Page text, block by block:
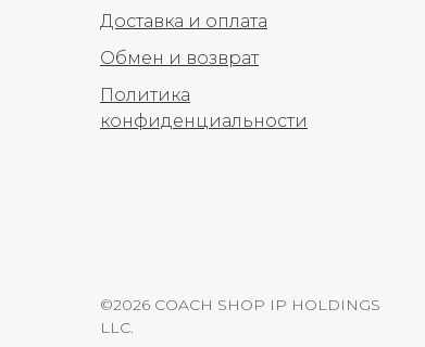
Доставка и оплата
Обмен и возврат
Политика
конфиденциальности
©2026 COACH SHOP IP HOLDINGS
LLC.